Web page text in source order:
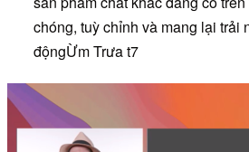
chóng, tuỳ chỉnh và mang lại trải
độngỪm Trưa t7